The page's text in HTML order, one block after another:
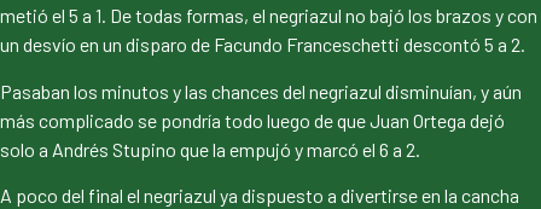
metió el 5 a 1. De todas formas, el negriazul no bajó los brazos y con
un desvío en un disparo de Facundo Franceschetti descontó 5 a 2.
Pasaban los minutos y las chances del negriazul disminuían, y aún
más complicado se pondría todo luego de que Juan Ortega dejó
solo a Andrés Stupino que la empujó y marcó el 6 a 2.
A poco del final el negriazul ya dispuesto a divertirse en la cancha